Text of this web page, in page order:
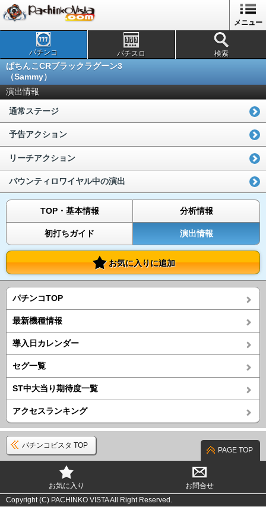
メニュー
パチンコ パチスロ 検索
ぱちんこCRブラックラグーン3
（Sammy）
演出情報
通常ステージ
予告アクション
リーチアクション
バウンティロワイヤル中の演出
TOP・基本情報 分析情報
初打ちガイド 演出情報
お気に入りに追加
パチンコTOP
最新機種情報
導入日カレンダー
セグ一覧
ST中大当り期待度一覧
アクセスランキング
パチンコビスタ TOP
PAGE TOP
お気に入り
お問合せ
Copyright (C) PACHINKO VISTA All Right Reserved.